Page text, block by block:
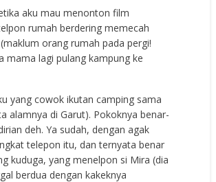
aku mau menonton film
rumah berdering memecah
orang rumah pada pergi!
mama lagi pulang kampung ke
yang cowok ikutan camping sama
alamnya di Garut). Pokoknya benar-
deh. Ya sudah, dengan agak
telepon itu, dan ternyata benar
kuduga, yang menelpon si Mira (dia
berdua dengan kakeknya